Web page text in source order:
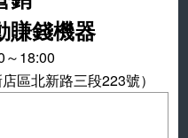
賺錢機器
～18:00
區北新路三段223號）